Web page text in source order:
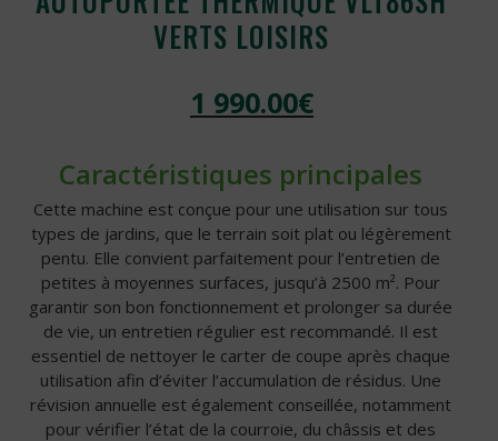
VERTS LOISIRS
1 990.00€
Caractéristiques principales
Cette machine est conçue pour une utilisation sur tous
types de jardins, que le terrain soit plat ou légèrement
pentu. Elle convient parfaitement pour l’entretien de
petites à moyennes surfaces, jusqu’à 2500 m². Pour
garantir son bon fonctionnement et prolonger sa durée
de vie, un entretien régulier est recommandé. Il est
essentiel de nettoyer le carter de coupe après chaque
utilisation afin d’éviter l’accumulation de résidus. Une
révision annuelle est également conseillée, notamment
pour vérifier l’état de la courroie, du châssis et des